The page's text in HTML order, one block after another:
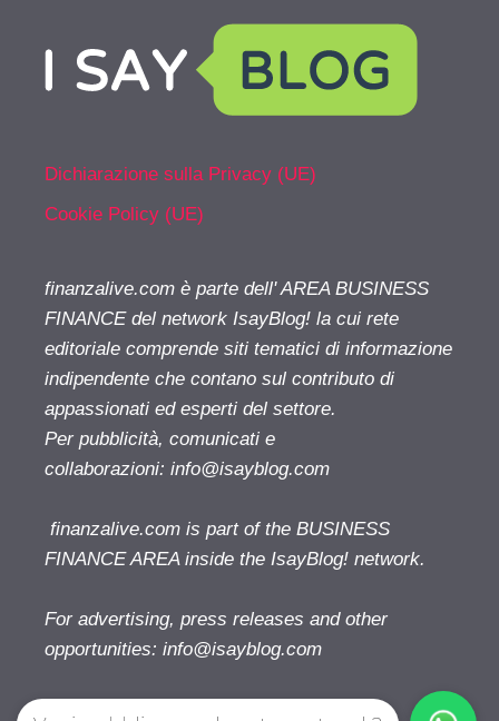
Dichiarazione sulla Privacy (UE)
Cookie Policy (UE)
finanzalive.com è parte dell' AREA BUSINESS
FINANCE del network IsayBlog! la cui rete
editoriale comprende siti tematici di informazione
indipendente che contano sul contributo di
appassionati ed esperti del settore.
Per pubblicità, comunicati e
collaborazioni: info@isayblog.com
finanzalive.com is part of the BUSINESS
FINANCE AREA inside the IsayBlog! network.
For advertising, press releases and other
opportunities: info@isayblog.com